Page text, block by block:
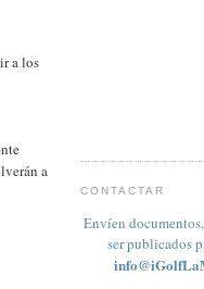
a los
a
CONTACTAR
Envíen
ser publicados